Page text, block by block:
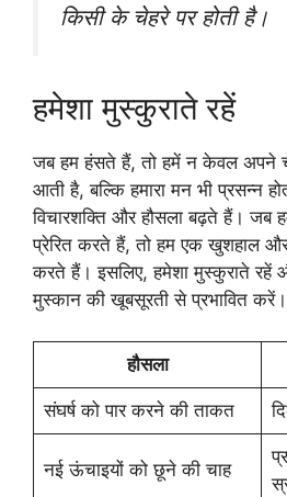
किसी के चेहरे पर होती है।
हमेशा मुस्कुराते रहें
जब हम हंसते हैं, तो हमें न केवल अपने
आती है, बल्कि हमारा मन भी प्रसन्न
विचारशक्ति और हौसला बढ़ते हैं। जब
प्रेरित करते हैं, तो हम एक खुशहाल
करते हैं। इसलिए, हमेशा मुस्कुराते रहें
मुस्कान की खूबसूरती से प्रभावित करें।
हौसला
संघर्ष को पार करने की ताकत
नई ऊंचाइयों को छूने की चाह